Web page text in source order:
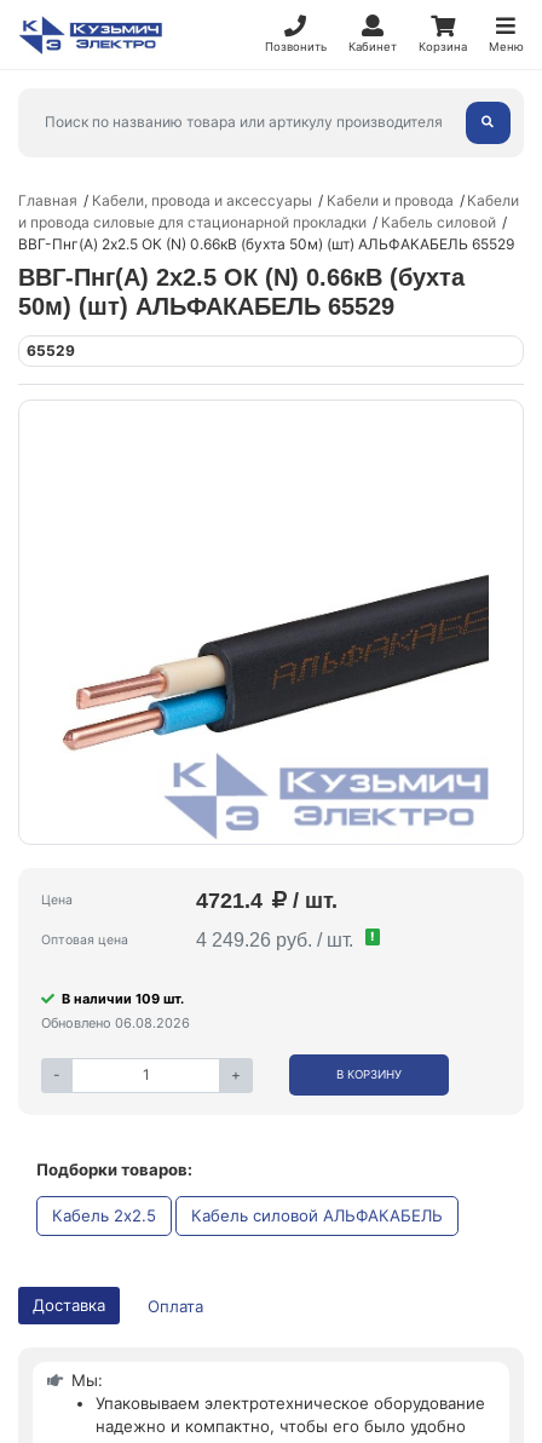
Позвонить Кабинет Корзина Меню
Главная Кабели, провода и аксессуары Кабели и провода
Кабели
и провода силовые для стационарной прокладки
Кабель силовой
ВВГ-Пнг(А) 2х2.5 ОК (N) 0.66кВ (бухта 50м) (шт) АЛЬФАКАБЕЛЬ 65529
ВВГ-Пнг(А) 2х2.5 ОК (N) 0.66кВ (бухта
50м) (шт) АЛЬФАКАБЕЛЬ 65529
65529
Цена 4721.4 / шт.
Оптовая цена 4 249.26 руб. / шт. !
В наличии 109 шт.
Обновлено 06.08.2026
- + В КОРЗИНУ
Подборки товаров:
Кабель 2x2.5 Кабель силовой АЛЬФАКАБЕЛЬ
Доставка Оплата
Мы:
Упаковываем электротехническое оборудование
надежно и компактно, чтобы его было удобно